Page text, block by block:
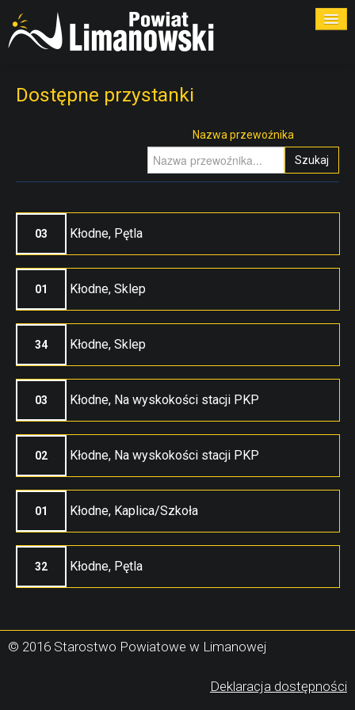
Dostępne przystanki
Nazwa przewoźnika
Szukaj
03 Kłodne, Pętla
01 Kłodne, Sklep
34 Kłodne, Sklep
03 Kłodne, Na wyskokości stacji PKP
02 Kłodne, Na wyskokości stacji PKP
01 Kłodne, Kaplica/Szkoła
32 Kłodne, Pętla
© 2016 Starostwo Powiatowe w Limanowej
Deklaracja dostępności